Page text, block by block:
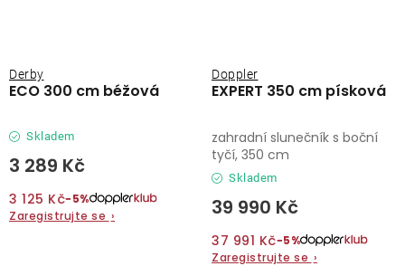
ECO 300 cm béžová
Derby
Skladem
3 289 Kč
3 125 Kč−5%
Zaregistrujte se ›
EXPERT 350 cm písková
Doppler
Skladem
39 990 Kč
37 991 Kč−5%
Zaregistrujte se ›
zahradní slunečník s boční
tyčí, 350 cm